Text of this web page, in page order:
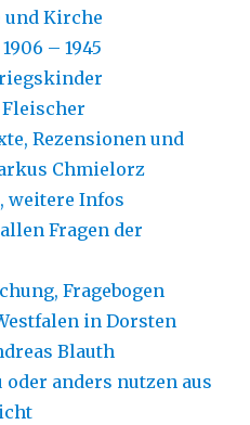
und Kirche
– 1945
Rezensionen und
Chmielorz
weitere Infos
Fragen der
Fragebogen
in Dorsten
Blauth
oder anders nutzen aus